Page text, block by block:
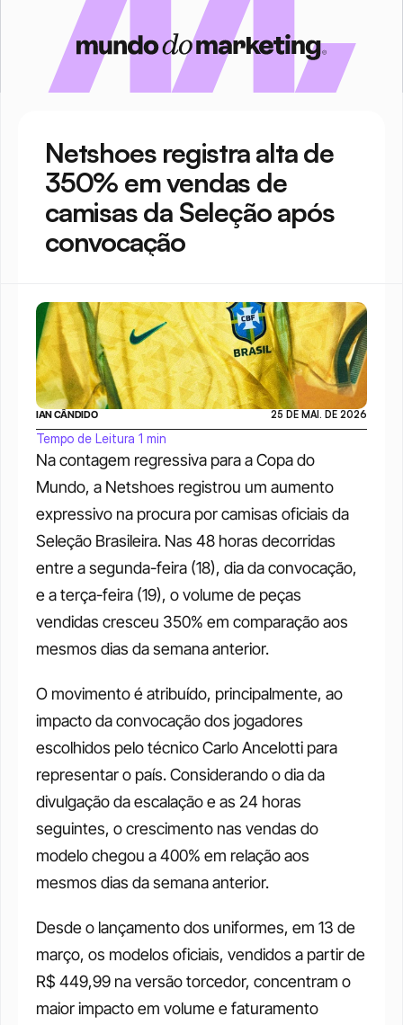
Netshoes registra alta de
350% em vendas de
camisas da Seleção após
convocação
Na contagem regressiva para a Copa do
Mundo, a Netshoes registrou um aumento
expressivo na procura por camisas oficiais da
Seleção Brasileira. Nas 48 horas decorridas
entre a segunda-feira (18), dia da convocação,
e a terça-feira (19), o volume de peças
vendidas cresceu 350% em comparação aos
mesmos dias da semana anterior.
O movimento é atribuído, principalmente, ao
impacto da convocação dos jogadores
escolhidos pelo técnico Carlo Ancelotti para
representar o país. Considerando o dia da
divulgação da escalação e as 24 horas
seguintes, o crescimento nas vendas do
modelo chegou a 400% em relação aos
mesmos dias da semana anterior.
Desde o lançamento dos uniformes, em 13 de
março, os modelos oficiais, vendidos a partir de
R$ 449,99 na versão torcedor, concentram o
maior impacto em volume e faturamento
IAN CÂNDIDO 25 DE MAI. DE 2026
Tempo de Leitura 1 min